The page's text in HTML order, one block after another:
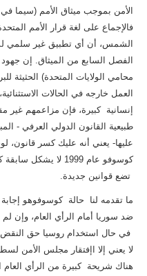
الأمن بموجب ميثاق الأمم (سيما
الشمس، أن أي تطبيق غير سلمي
الفصل السابع من الميثاق. إن
محامي الولايات المتحدة) الحثيثة
العمل خارجه في الحالات
إنسانية كبيرة، فإن مزاعمهم غير
طبيعية القانون الدولي العرفي -
عليها- يعني أنه عليك كسر قانون،
كوسوفو عام 1999 لا
تضع قوانين جديدة.
ما تقدمه لنا حالة كوسوفوهو
ضد سوريا أمام الرأي العام، وإن
في حال استخدام روسيا حق النقض
لا يعني إلا اإفتقار مجلس الأمن
هناك شريحة كبيرة من الرأي